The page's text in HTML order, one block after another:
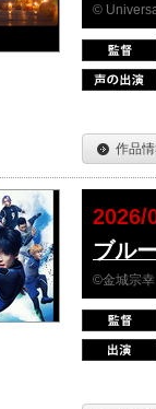
©
作品
2026/
ブル
©金城宗